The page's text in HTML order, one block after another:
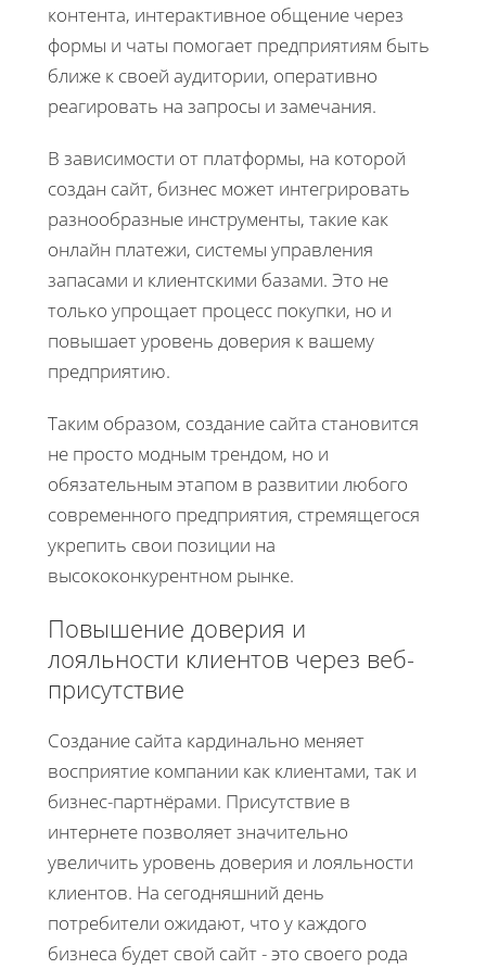
контента, интерактивное общение через
формы и чаты помогает предприятиям быть
ближе к своей аудитории, оперативно
реагировать на запросы и замечания.
В зависимости от платформы, на которой
создан сайт, бизнес может интегрировать
разнообразные инструменты, такие как
онлайн платежи, системы управления
запасами и клиентскими базами. Это не
только упрощает процесс покупки, но и
повышает уровень доверия к вашему
предприятию.
Таким образом, создание сайта становится
не просто модным трендом, но и
обязательным этапом в развитии любого
современного предприятия, стремящегося
укрепить свои позиции на
высококонкурентном рынке.
Повышение доверия и
лояльности клиентов через веб-
присутствие
Создание сайта кардинально меняет
восприятие компании как клиентами, так и
бизнес-партнёрами. Присутствие в
интернете позволяет значительно
увеличить уровень доверия и лояльности
клиентов. На сегодняшний день
потребители ожидают, что у каждого
бизнеса будет свой сайт - это своего рода